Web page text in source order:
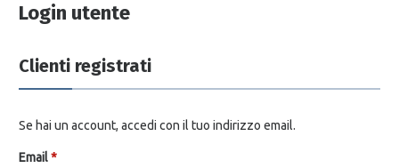
Login utente
Clienti registrati
Se hai un account, accedi con il tuo indirizzo email.
Email*